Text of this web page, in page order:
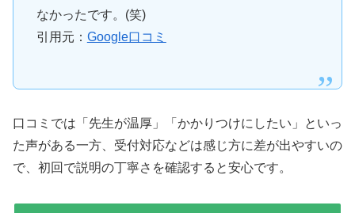
なかったです。(笑)
引用元： Google口コミ
口コミでは「先生が温厚」「かかりつけにしたい」といっ
た声がある一方、受付対応などは感じ方に差が出やすいの
で、初回で説明の丁寧さを確認すると安心です。